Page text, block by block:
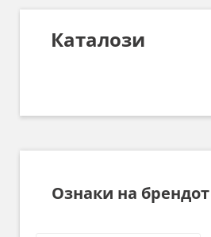
Каталози
Ознаки на брендот